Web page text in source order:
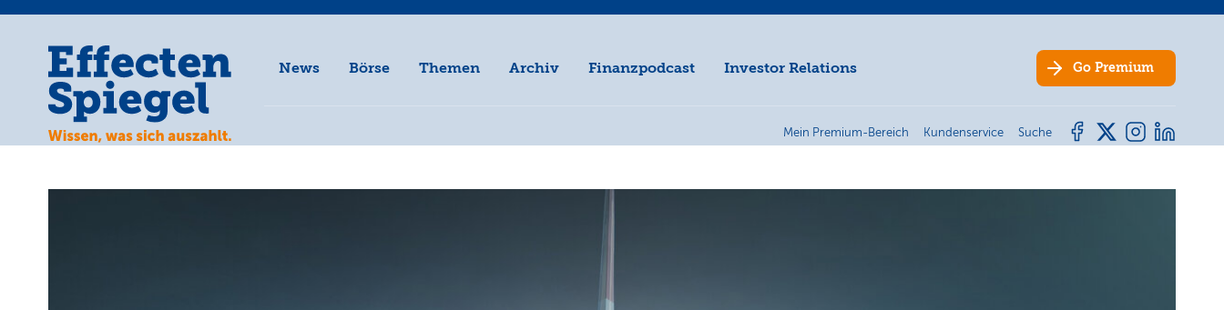
News Börse Themen Archiv Finanzpodcast Investor Relations Go Premium
Mein Premium-Bereich Kundenservice Suche